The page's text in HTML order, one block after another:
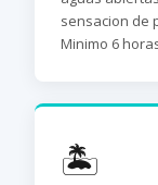
sensacion de
Minimo 6
🏝️